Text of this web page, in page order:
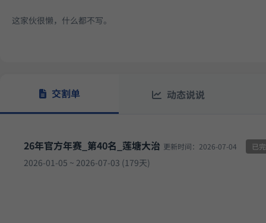
9月23日开始实盘 多重止损优化成长量化策略
这家伙很懒，什么都不写。
交割单 动态说说
26年官方年赛_第40名_莲塘大治 更新时间：2026-07-04 已
2026-01-05 ~ 2026-07-03 (179天)